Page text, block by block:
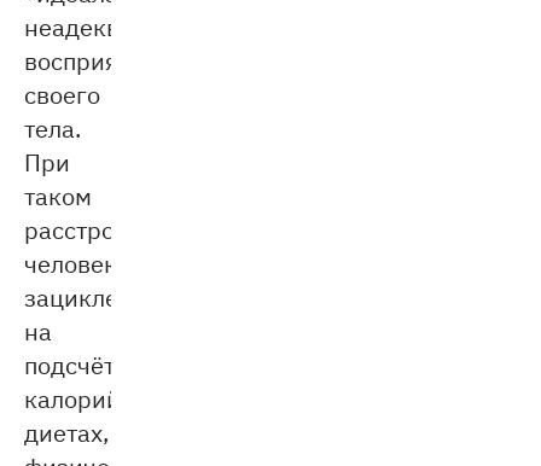
неадекватное
восприятие
своего
тела.
При
таком
расстройстве
человек
зациклен
на
подсчёте
калорий,
диетах,